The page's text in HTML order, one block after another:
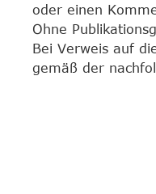
oder einen
Ohne
Bei Verweis auf
gemäß der